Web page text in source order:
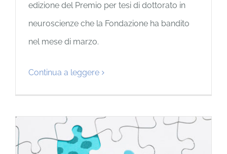
edizione del Premio per tesi di dottorato in
neuroscienze che la Fondazione ha bandito
nel mese di marzo.
Continua a leggere